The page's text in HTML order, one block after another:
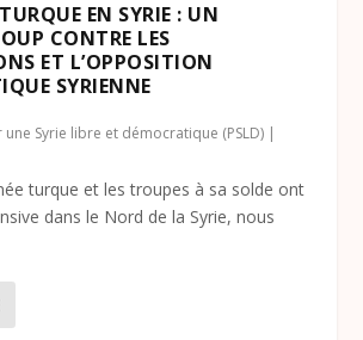
EN SYRIE : UN
CONTRE LES
ET L’OPPOSITION
SYRIENNE
Syrie libre et démocratique (PSLD) |
turque et les troupes à sa solde ont
dans le Nord de la Syrie, nous